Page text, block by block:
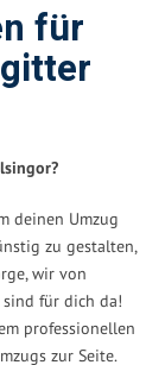
für
deinen Umzug
zu gestalten,
wir von
sind für dich da!
professionellen
zur Seite.